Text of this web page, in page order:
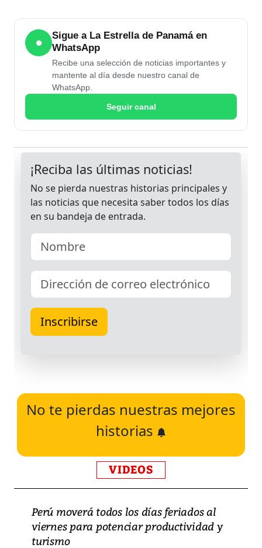
●
Sigue a La Estrella de Panamá en
WhatsApp
Recibe una selección de noticias importantes y
mantente al día desde nuestro canal de
WhatsApp.
Seguir canal
No te pierdas nuestras mejores
historias
VIDEOS
Perú moverá todos los días feriados al
viernes para potenciar productividad y
turismo